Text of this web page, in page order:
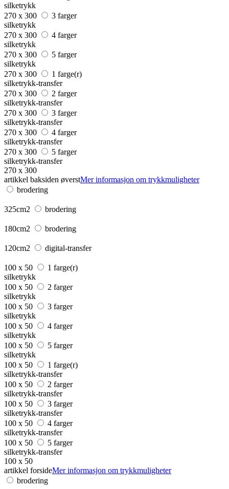
silketrykk
270 x 300
3 farger
silketrykk
270 x 300
4 farger
silketrykk
270 x 300
5 farger
silketrykk
270 x 300
1 farge(r)
silketrykk-transfer
270 x 300
2 farger
silketrykk-transfer
270 x 300
3 farger
silketrykk-transfer
270 x 300
4 farger
silketrykk-transfer
270 x 300
5 farger
silketrykk-transfer
270 x 300
artikkel baksiden øverstMer informasjon om trykkmuligheter
brodering
325cm2 brodering
180cm2 brodering
120cm2 digital-transfer
100 x 50
1 farge(r)
silketrykk
100 x 50
2 farger
silketrykk
100 x 50
3 farger
silketrykk
100 x 50
4 farger
silketrykk
100 x 50
5 farger
silketrykk
100 x 50
1 farge(r)
silketrykk-transfer
100 x 50
2 farger
silketrykk-transfer
100 x 50
3 farger
silketrykk-transfer
100 x 50
4 farger
silketrykk-transfer
100 x 50
5 farger
silketrykk-transfer
100 x 50
artikkel forsideMer informasjon om trykkmuligheter
brodering